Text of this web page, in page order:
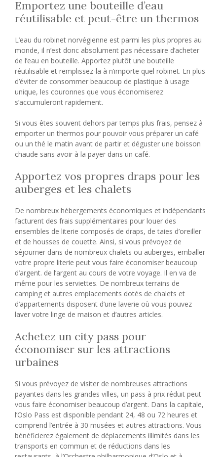
Emportez une bouteille d’eau
réutilisable et peut-être un thermos
L’eau du robinet norvégienne est parmi les plus propres au
monde, il n’est donc absolument pas nécessaire d’acheter
de l’eau en bouteille. Apportez plutôt une bouteille
réutilisable et remplissez-la à n’importe quel robinet. En plus
d’éviter de consommer beaucoup de plastique à usage
unique, les couronnes que vous économiserez
s’accumuleront rapidement.
Si vous êtes souvent dehors par temps plus frais, pensez à
emporter un thermos pour pouvoir vous préparer un café
ou un thé le matin avant de partir et déguster une boisson
chaude sans avoir à la payer dans un café.
Apportez vos propres draps pour les
auberges et les chalets
De nombreux hébergements économiques et indépendants
facturent des frais supplémentaires pour louer des
ensembles de literie composés de draps, de taies d’oreiller
et de housses de couette. Ainsi, si vous prévoyez de
séjourner dans de nombreux chalets ou auberges, emballer
votre propre literie peut vous faire économiser beaucoup
d’argent. de l’argent au cours de votre voyage. Il en va de
même pour les serviettes. De nombreux terrains de
camping et autres emplacements dotés de chalets et
d’appartements disposent d’une laverie où vous pouvez
laver votre linge de maison et d’autres articles.
Achetez un city pass pour
économiser sur les attractions
urbaines
Si vous prévoyez de visiter de nombreuses attractions
payantes dans les grandes villes, un pass à prix réduit peut
vous faire économiser beaucoup d’argent. Dans la capitale,
l’Oslo Pass est disponible pendant 24, 48 ou 72 heures et
comprend l’entrée à 30 musées et autres attractions. Vous
bénéficierez également de déplacements illimités dans les
transports en commun et de réductions dans les